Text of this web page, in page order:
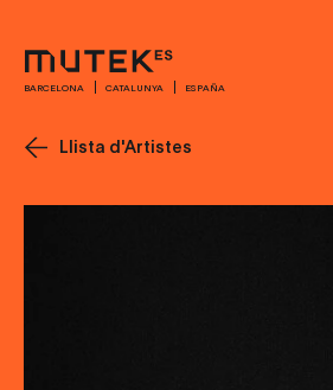
BARCELONA CATALUNYA ESPAÑA
Llista d'Artistes